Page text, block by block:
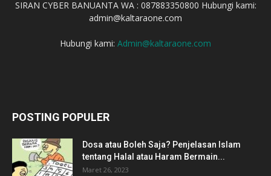
SIRAN CYBER BANUANTA WA : 087883350800 Hubungi kami:
admin@kaltaraone.com
Hubungi kami: Admin@kaltaraone.com
POSTING POPULER
Dosa atau Boleh Saja? Penjelasan Islam
tentang Halal atau Haram Bermain...
Maret 26, 2023